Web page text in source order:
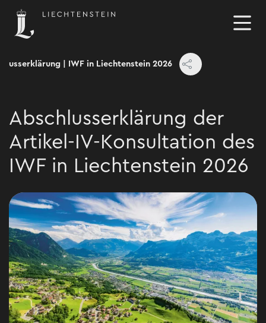
| IWF in Liechtenstein 2026
Abschlusserklärung der
Artikel-IV-Konsultation des
IWF in Liechtenstein 2026